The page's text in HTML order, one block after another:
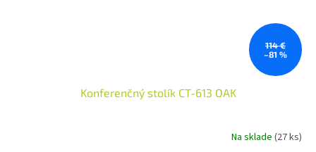
114 €
–81 %
Konferenčný stolík CT-613 OAK
Na sklade (27 ks)